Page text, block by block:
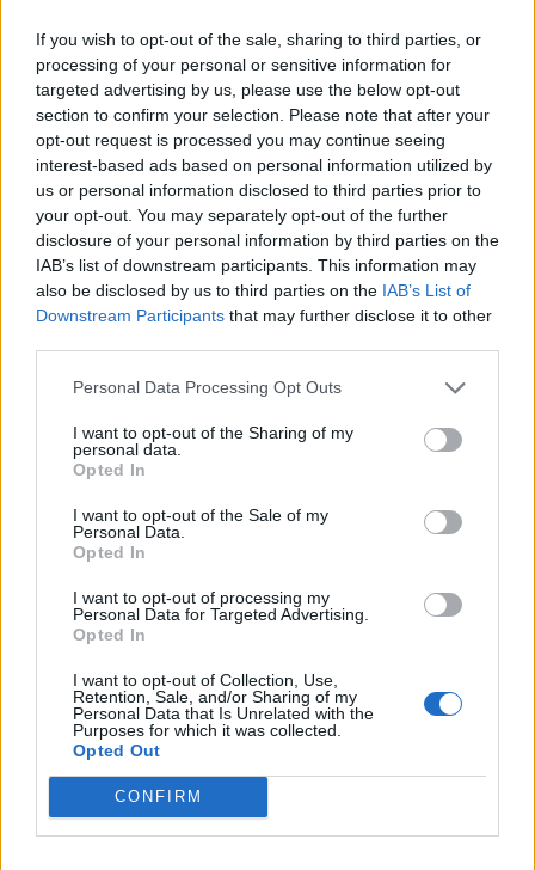
If you wish to opt-out of the sale, sharing to third parties, or
processing of your personal or sensitive information for
targeted advertising by us, please use the below opt-out
section to confirm your selection. Please note that after your
opt-out request is processed you may continue seeing
interest-based ads based on personal information utilized by
us or personal information disclosed to third parties prior to
your opt-out. You may separately opt-out of the further
disclosure of your personal information by third parties on the
IAB’s list of downstream participants. This information may
also be disclosed by us to third parties on the IAB’s List of
Downstream Participants that may further disclose it to other
Personal Data Processing Opt Outs
I want to opt-out of the Sharing of my
personal data.
Opted In
I want to opt-out of the Sale of my
Personal Data.
Opted In
I want to opt-out of processing my
Personal Data for Targeted Advertising.
Opted In
I want to opt-out of Collection, Use,
Retention, Sale, and/or Sharing of my
Personal Data that Is Unrelated with the
Purposes for which it was collected.
Opted Out
CONFIRM
chico
Publicado17 de Diciembre del 2009
Hola, se ha escrito mucho sobre el tema.
Mi antiguo A4B5 gastaba aceite, así que probé a echarle un
aditivo de estos (slick50 creo) total 50€ y como resultado es que
no mejoró nada. Mas bien creo que es un placebo, y como todo
es subjetivo, lo de que el motor vaya mas fino y esas cosas, hay
gente que le irá bien y otros como a mi que ni bien ni mal.
Pero para problemas no subjetivos como que gasta aceite por los
kilometros y desgastes propios del vehículo yo no creo que sea
juakoman
Publicado17 de Diciembre del 2009
A mi me embaucaron con el Metal Lube en una demostracion de
estas en una Feria del motor. Y como tenia que cambiarle el
aceite a mi moto pues probe y se lo meti.
modificacion que le hagas, y pa encima lo sientes y notas encima
de la moto... y el Crono te dice si realmente vas mas rapido que
antes o no.